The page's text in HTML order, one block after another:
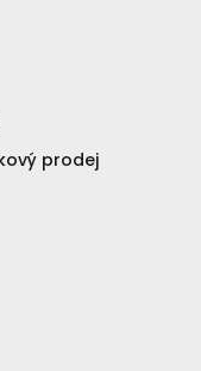
prodej